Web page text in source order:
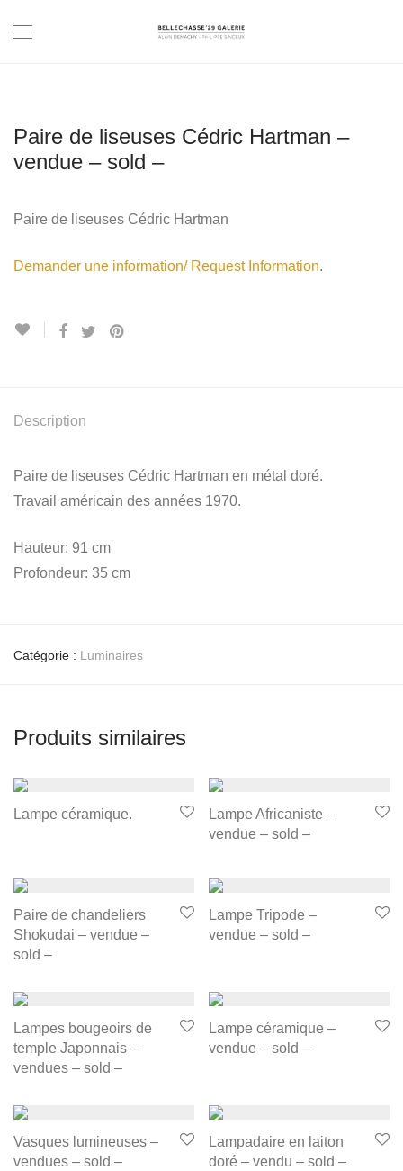
Paire de liseuses Cédric Hartman –
vendue – sold –
Paire de liseuses Cédric Hartman
Demander une information/ Request Information.
Description
Paire de liseuses Cédric Hartman en métal doré.
Travail américain des années 1970.
Hauteur: 91 cm
Profondeur: 35 cm
Catégorie : Luminaires
Produits similaires
Lampe céramique.
Lampe Africaniste –
vendue – sold –
Paire de chandeliers
Shokudai – vendue –
sold –
Lampe Tripode –
vendue – sold –
Lampes bougeoirs de
temple Japonnais –
vendues – sold –
Lampe céramique –
vendue – sold –
Vasques lumineuses –
vendues – sold –
Lampadaire en laiton
doré – vendu – sold –